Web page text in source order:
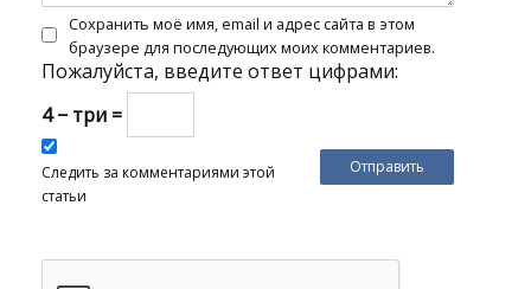
Сохранить моё имя, email и адрес сайта в этом
браузере для последующих моих комментариев.
Пожалуйста, введите ответ цифрами:
4 − три =
Следить за комментариями этой
статьи